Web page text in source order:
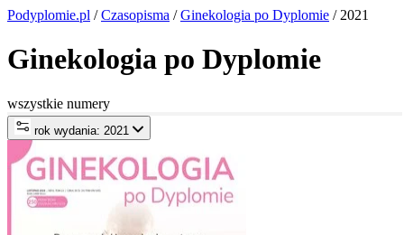
Podyplomie.pl /Czasopisma /Ginekologia po Dyplomie / 2021
Ginekologia po Dyplomie
wszystkie numery
rok wydania: 2021